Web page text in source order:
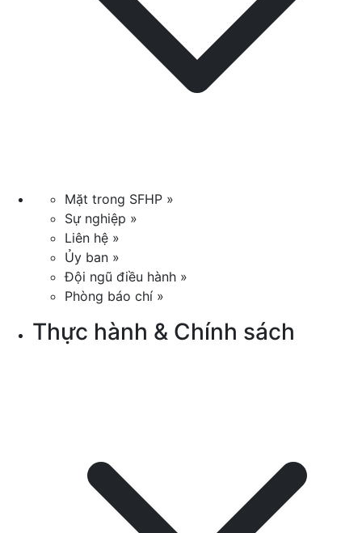
Mặt trong SFHP »
Sự nghiệp »
Liên hệ »
Ủy ban »
Đội ngũ điều hành »
Phòng báo chí »
Thực hành & Chính sách